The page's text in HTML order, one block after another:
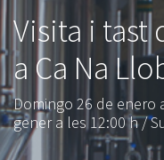
Visita i tast
a Ca Na
Domingo 26 de enero
gener a les 12:00 h /